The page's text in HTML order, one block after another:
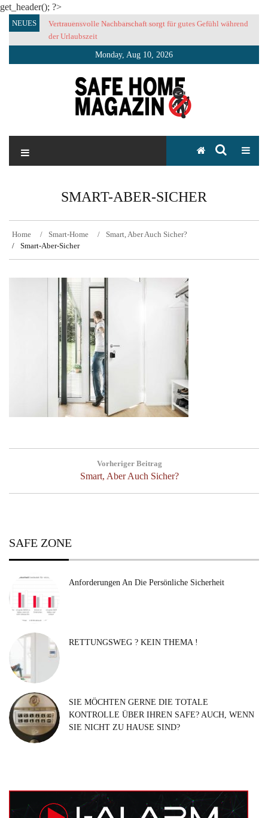
get_header(); ?>
SkipNEUES
Vertrauensvolle Nachbarschaft sorgt für gutes Gefühl während
der Urlaubszeit
Monday, Aug 10, 2026
SAFE HOME Magazin
SMART-ABER-SICHER
Home Smart-Home
Smart, Aber Auch Sicher?
Smart-Aber-Sicher
Vorheriger Beitrag
Previous
Smart, Aber Auch Sicher?
SAFE ZONE
Anforderungen An Die Persönliche Sicherheit
RETTUNGSWEG ? KEIN THEMA !
SIE MÖCHTEN GERNE DIE TOTALE
KONTROLLE ÜBER IHREN SAFE? AUCH, WENN
SIE NICHT ZU HAUSE SIND?